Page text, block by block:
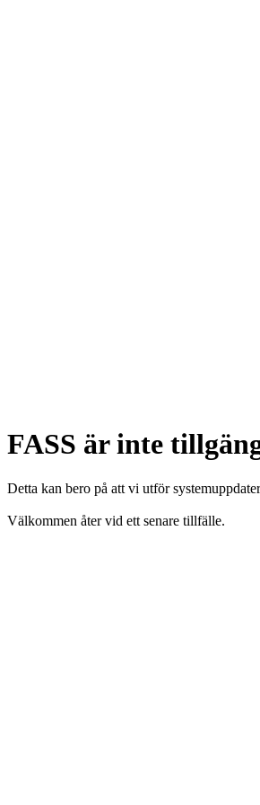
FASS är inte
Detta kan bero på att vi utför
Välkommen åter vid ett senare tillfälle.